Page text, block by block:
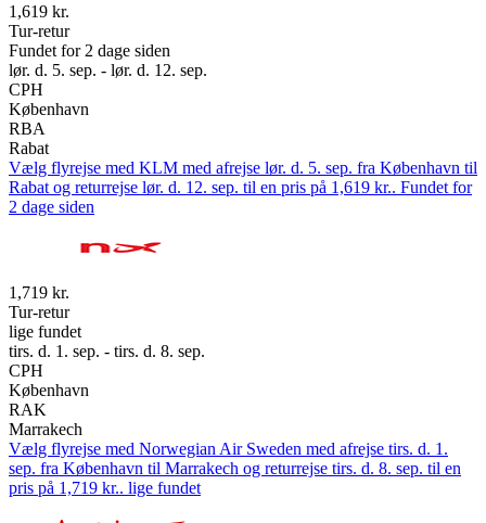
1,619 kr.
Tur-retur
Fundet for 2 dage siden
lør. d. 5. sep. - lør. d. 12. sep.
CPH
København
RBA
Rabat
Vælg flyrejse med KLM med afrejse lør. d. 5. sep. fra København til
Rabat og returrejse lør. d. 12. sep. til en pris på 1,619 kr.. Fundet for
2 dage siden
1,719 kr.
Tur-retur
lige fundet
tirs. d. 1. sep. - tirs. d. 8. sep.
CPH
København
RAK
Marrakech
Vælg flyrejse med Norwegian Air Sweden med afrejse tirs. d. 1.
sep. fra København til Marrakech og returrejse tirs. d. 8. sep. til en
pris på 1,719 kr.. lige fundet